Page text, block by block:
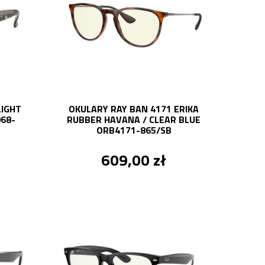
OKULARY RAY BAN 4171 ERIKA
RUBBER HAVANA / CLEAR BLUE
ORB4171-865/SB
609,00 zł